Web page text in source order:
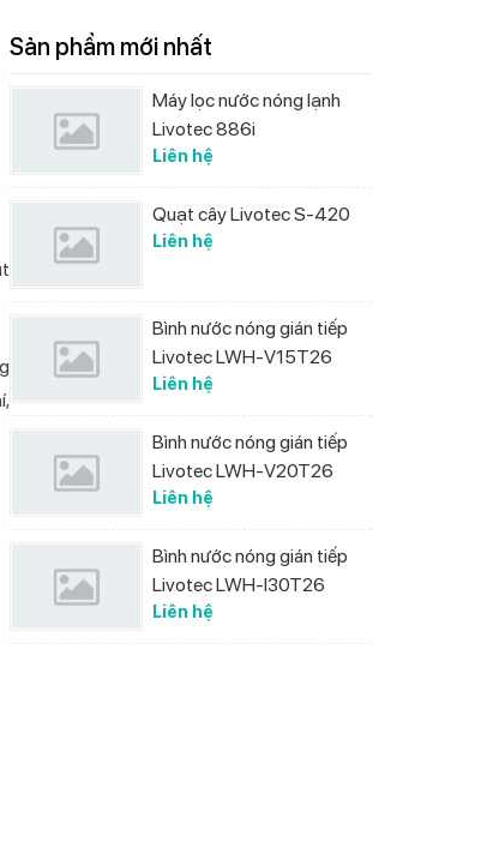
Sản phẩm mới nhất
Máy lọc nước nóng lạnh
Livotec 886i
Liên hệ
Quạt cây Livotec S-420
Liên hệ
Bình nước nóng gián tiếp
Livotec LWH-V15T26
Liên hệ
Bình nước nóng gián tiếp
Livotec LWH-V20T26
Liên hệ
Bình nước nóng gián tiếp
Livotec LWH-I30T26
Liên hệ